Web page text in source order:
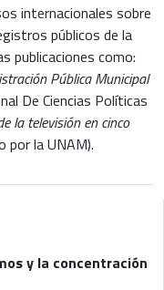
internacionales sobre
públicos de la
publicaciones como:
Pública Municipal
De Ciencias Políticas
la televisión en cinco
por la UNAM).
y la concentración